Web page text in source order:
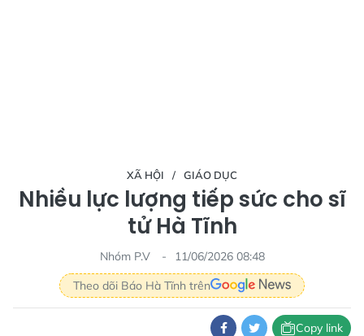
XÃ HỘI GIÁO DỤC
Nhiều lực lượng tiếp sức cho sĩ
tử Hà Tĩnh
Nhóm P.V
11/06/2026 08:48
Theo dõi Báo Hà Tĩnh trên
Copy link